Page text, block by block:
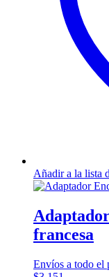
Añadir a la lista
francesa
Envíos a todo el